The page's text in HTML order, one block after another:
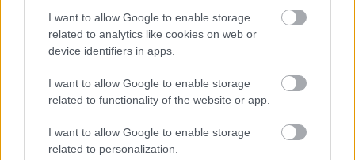
I want to allow Google to enable storage
related to analytics like cookies on web or
device identifiers in apps.
I want to allow Google to enable storage
related to functionality of the website or app.
I want to allow Google to enable storage
related to personalization.
συμμετοχή σε σεμινάριο Α΄ Βοηθειών, συμμετοχή
του Προσκοπικού Δικτύου στον Δρόμο Αξιών),
καθώς επίσης πραγματοποίησε μία σημαντική
«Πρόσκοποι Μικρασίας. Θυσίας Μνήμη 1919-
1922».